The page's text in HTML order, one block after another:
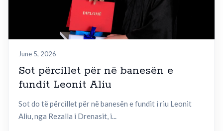
June 5, 2026
Sot përcillet për në banesën e
fundit Leonit Aliu
Sot do të përcillet për në banesën e fundit i riu Leonit
Aliu, nga Rezalla i Drenasit, i...